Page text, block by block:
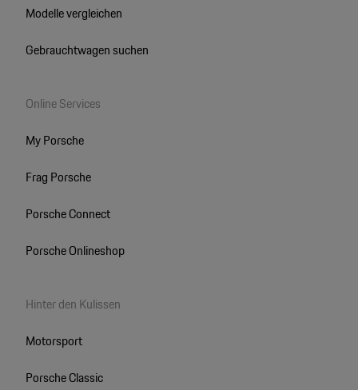
Modelle vergleichen
Gebrauchtwagen suchen
Online Services
My Porsche
Frag Porsche
Porsche Connect
Porsche Onlineshop
Hinter den Kulissen
Motorsport
Porsche Classic